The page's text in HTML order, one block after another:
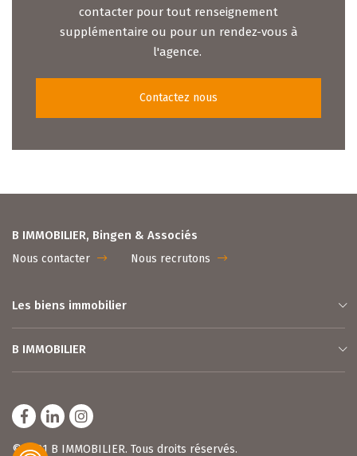
contacter pour tout renseignement
supplémentaire ou pour un rendez-vous à
l'agence.
Contactez nous
B IMMOBILIER, Bingen & Associés
Nous contacter Nous recrutons
Les biens immobilier
B IMMOBILIER
© 2021 B IMMOBILIER. Tous droits réservés.